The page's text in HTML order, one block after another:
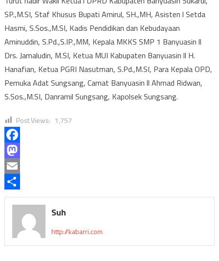
SP.,M.SI, Staf Khusus Bupati Amirul, SH.,MH, Asisten l Setda
Hasmi, S.Sos.,M.SI, Kadis Pendidikan dan Kebudayaan
Aminuddin, S.Pd.,S.IP.,MM, Kepala MKKS SMP 1 Banyuasin ll
Drs. Jamaludin, M.SI, Ketua MUI Kabupaten Banyuasin ll H.
Hanafian, Ketua PGRI Nasutman, S.Pd.,M.SI, Para Kepala OPD,
Pemuka Adat Sungsang, Camat Banyuasin ll Ahmad Ridwan,
S.Sos.,M.SI, Danramil Sungsang, Kapolsek Sungsang.
Post Views: 1,757
Facebook
Mastodon
Email
Share
Suh
http://kabarri.com